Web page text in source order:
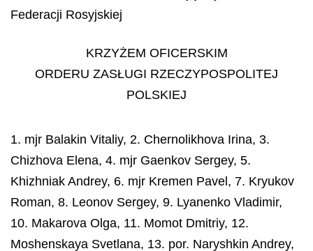
Federacji Rosyjskiej
KRZYŻEM OFICERSKIM
ORDERU ZASŁUGI RZECZYPOSPOLITEJ
POLSKIEJ
1. mjr Balakin Vitaliy, 2. Chernolikhova Irina, 3.
Chizhova Elena, 4. mjr Gaenkov Sergey, 5.
Khizhniak Andrey, 6. mjr Kremen Pavel, 7. Kryukov
Roman, 8. Leonov Sergey, 9. Lyanenko Vladimir,
10. Makarova Olga, 11. Momot Dmitriy, 12.
Moshenskaya Svetlana, 13. por. Naryshkin Andrey,